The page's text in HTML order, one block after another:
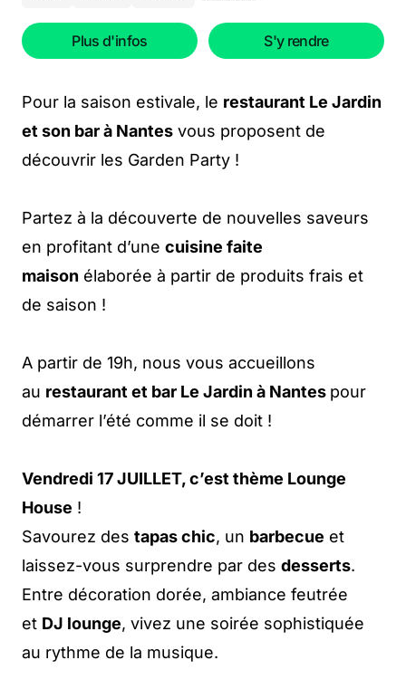
Plus d'infos S'y rendre
Pour la saison estivale, le restaurant Le Jardin
et son bar à Nantes vous proposent de
découvrir les Garden Party !
Partez à la découverte de nouvelles saveurs
en profitant d’une cuisine faite
maison élaborée à partir de produits frais et
de saison !
A partir de 19h, nous vous accueillons
au restaurant et bar Le Jardin à Nantes pour
démarrer l’été comme il se doit !
Vendredi 17 JUILLET, c’est thème Lounge
House !
Savourez des tapas chic, un barbecue et
laissez-vous surprendre par des desserts.
Entre décoration dorée, ambiance feutrée
et DJ lounge, vivez une soirée sophistiquée
au rythme de la musique.